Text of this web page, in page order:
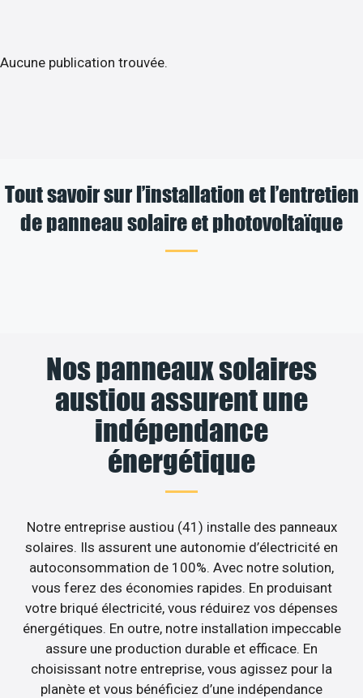
Aucune publication trouvée.
Tout savoir sur l’installation et l’entretien
de panneau solaire et photovoltaïque
Nos panneaux solaires
austiou assurent une
indépendance
énergétique
Notre entreprise austiou (41) installe des panneaux
solaires. Ils assurent une autonomie d’électricité en
autoconsommation de 100%. Avec notre solution,
vous ferez des économies rapides. En produisant
votre briqué électricité, vous réduirez vos dépenses
énergétiques. En outre, notre installation impeccable
assure une production durable et efficace. En
choisissant notre entreprise, vous agissez pour la
planète et vous bénéficiez d’une indépendance